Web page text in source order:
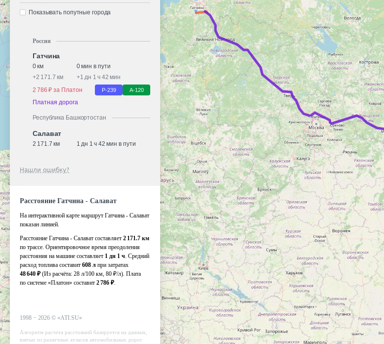
Показывать попутные города
Россия
Гатчина
0 км
0 мин в пути
+2 171.7 км +1 дн 1 ч 42 мин
2 786 ₽ за Платон
Р-239 А-120
Платная дорога
Республика Башкортостан
Салават
2 171.7 км 1 дн 1 ч 42 мин в пути
Нашли ошибку?
Расстояние Гатчина - Салават
На интерактивной карте маршрут Гатчина - Салават
показан линией.
Расстояние Гатчина - Салават составляет 2 171.7 км
по трассе. Ориентировочное время преодоления
расстояния на машине составляет 1 дн 1 ч. Средний
расход топлива составит 608 л при затратах
48 640 ₽ (Из расчёта: 28 л/100 км, 80 ₽/л). Плата
по системе «Платон» составит 2 786 ₽.
1998 − 2026 © «ATI.SU»
Алгоритм расчета расстояний базируется на данных,
взятых из различных атласов автомобильных дорог.